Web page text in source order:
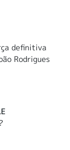
definitiva
Rodrigues